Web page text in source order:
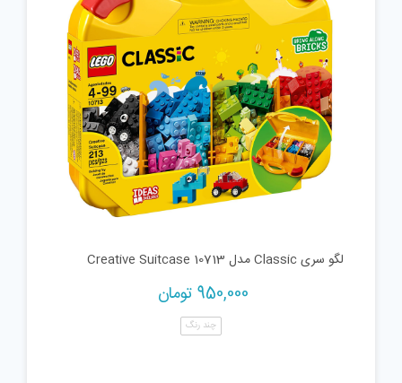
لگو سری Classic مدل Creative Suitcase 10713
950,000 تومان
چند رنگ